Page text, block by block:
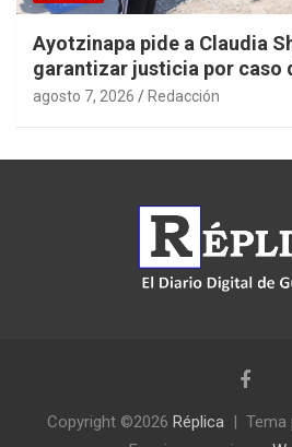
Ayotzinapa pide a Claudia
garantizar justicia por caso
agosto 7, 2026 Redacción
Copyright ©2026 Réplica Tema